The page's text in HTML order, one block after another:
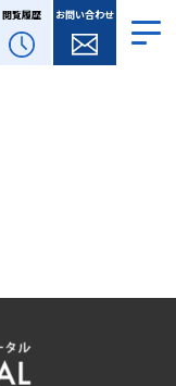
閲覧履歴 お問い合わせ